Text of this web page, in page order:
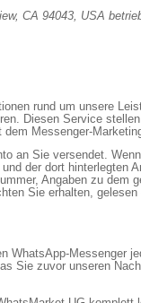
CA 94043, USA
rund um unsere
Diesen Service
Messenger-
an Sie versendet.
der dort hinterlegten
Angaben zu dem
Sie erhalten,
WhatsApp-Messenger
Sie zuvor unseren